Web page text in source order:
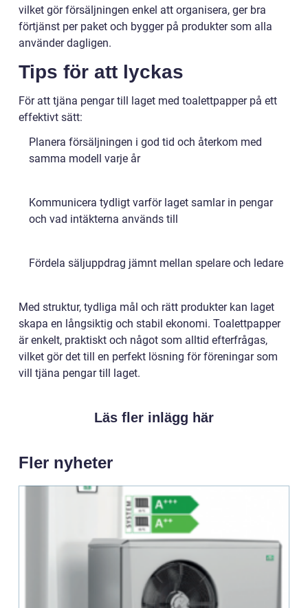
vilket gör försäljningen enkel att organisera, ger bra
förtjänst per paket och bygger på produkter som alla
använder dagligen.
Tips för att lyckas
För att tjäna pengar till laget med toalettpapper på ett
effektivt sätt:
Planera försäljningen i god tid och återkom med
samma modell varje år
Kommunicera tydligt varför laget samlar in pengar
och vad intäkterna används till
Fördela säljuppdrag jämnt mellan spelare och ledare
Med struktur, tydliga mål och rätt produkter kan laget
skapa en långsiktig och stabil ekonomi. Toalettpapper
är enkelt, praktiskt och något som alltid efterfrågas,
vilket gör det till en perfekt lösning för föreningar som
vill tjäna pengar till laget.
Läs fler inlägg här
Fler nyheter